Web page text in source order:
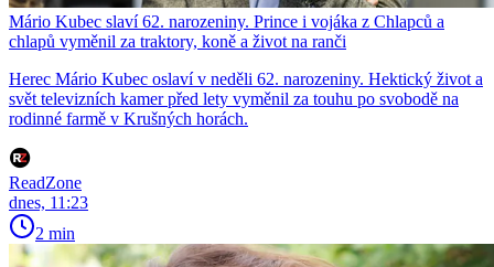
Mário Kubec slaví 62. narozeniny. Prince i vojáka z Chlapců a
chlapů vyměnil za traktory, koně a život na ranči
Herec Mário Kubec oslaví v neděli 62. narozeniny. Hektický život a
svět televizních kamer před lety vyměnil za touhu po svobodě na
rodinné farmě v Krušných horách.
ReadZone
dnes, 11:23
2 min